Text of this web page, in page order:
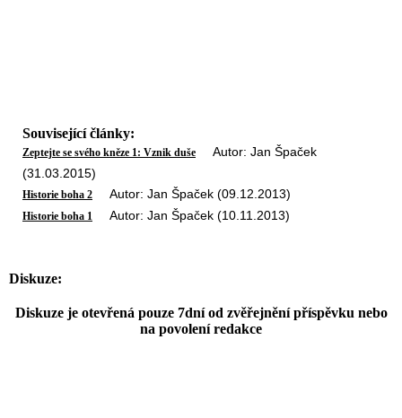
Související články:
Zeptejte se svého kněze 1: Vznik duše Autor: Jan Špaček
(31.03.2015)
Historie boha 2 Autor: Jan Špaček (09.12.2013)
Historie boha 1 Autor: Jan Špaček (10.11.2013)
Diskuze:
Diskuze je otevřená pouze 7dní od zvěřejnění příspěvku nebo
na povolení redakce